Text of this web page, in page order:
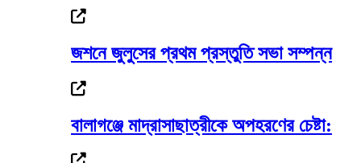
পেটাও না কেন ওদের, সাদ্দামকে কাদের
পুলিশের ৭ কর্মকর্তাকে বদলি
জশনে জুলুসের প্রথম প্রস্তুতি সভা সম্পন্ন
বালাগঞ্জে মাদ্রাসাছাত্রীকে অপহরণের চেষ্টা: